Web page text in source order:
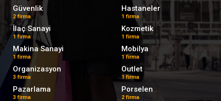
Güvenlik
2 firma
Hastaneler
1 firma
İlaç Sanayi
1 firma
Kozmetik
1 firma
Makina Sanayi
1 firma
Mobilya
1 firma
Organizasyon
3 firma
Outlet
1 firma
Pazarlama
3 firma
Porselen
2 firma